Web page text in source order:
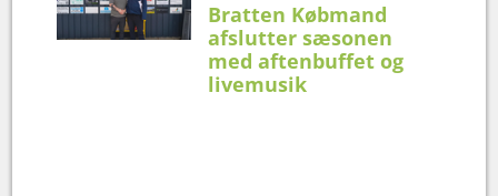
Bratten Købmand
afslutter sæsonen
med aftenbuffet og
livemusik